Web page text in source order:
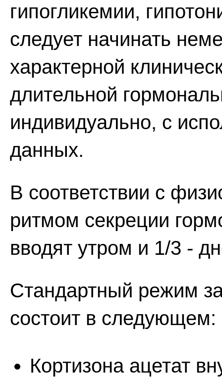
гипогликемии,
следует начинать
характерной
длительной
индивидуально, с
данных.
В соответствии с
ритмом секреции
вводят утром и 1/3 -
Стандартный режим
состоит в следующем:
Кортизона ацетат